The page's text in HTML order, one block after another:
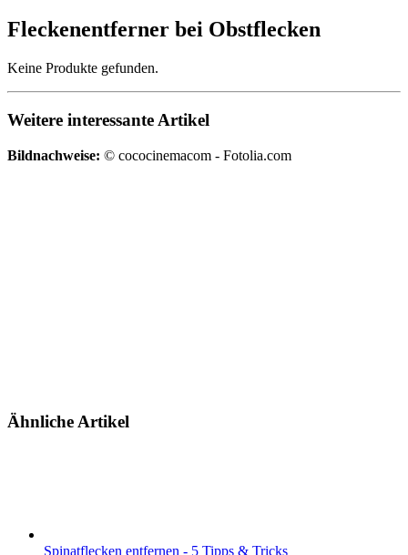
Fleckenentferner bei Obstflecken
Keine Produkte gefunden.
Weitere interessante Artikel
Bildnachweise: © cococinemacom - Fotolia.com
Ähnliche Artikel
Spinatflecken entfernen - 5 Tipps & Tricks